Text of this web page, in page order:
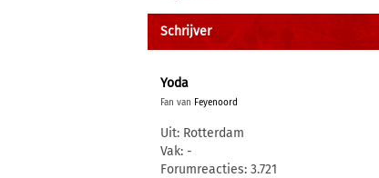
Schrijver
Yoda
Fan van Feyenoord
Uit: Rotterdam
Vak: -
Forumreacties: 3.721